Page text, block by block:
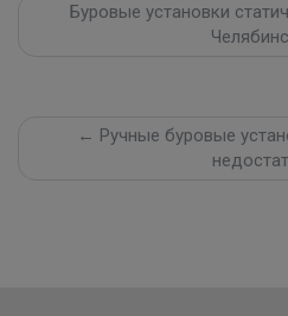
Буровые установки
← Ручные буровые